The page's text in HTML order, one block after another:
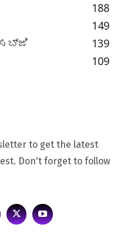
188
149
ಸಬ್ಜಿ
139
109
to get the latest
Don't forget to follow